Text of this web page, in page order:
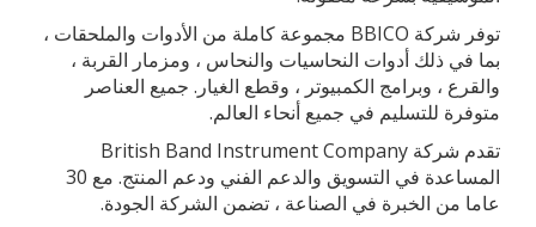
توفر شركة BBICO مجموعة كاملة من الأدوات والملحقات ،
بما في ذلك أدوات النحاسيات والنحاس ، ومزمار القربة ،
والقرع ، وبرامج الكمبيوتر ، وقطع الغيار. جميع العناصر
متوفرة للتسليم في جميع أنحاء العالم.
تقدم شركة British Band Instrument Company
المساعدة في التسويق والدعم الفني ودعم المنتج. مع 30
عاما من الخبرة في الصناعة ، تضمن الشركة الجودة.